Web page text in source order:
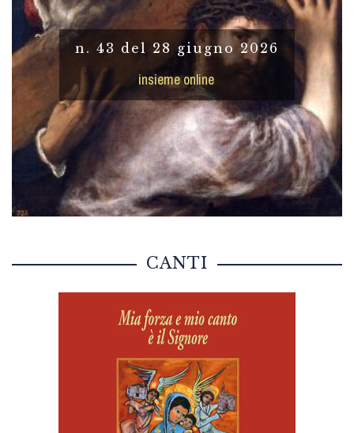
n. 43 del 28 giugno 2026
insieme online
CANTI